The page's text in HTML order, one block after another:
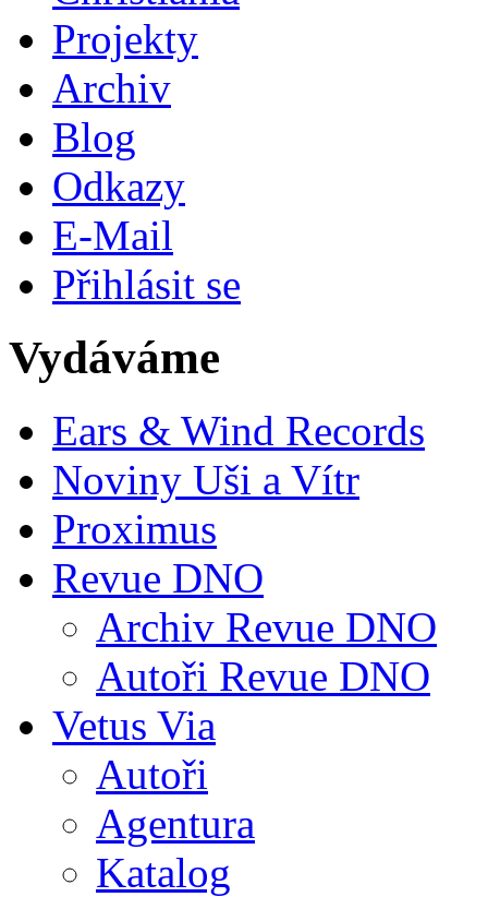
Projekty
Archiv
Blog
Odkazy
E-Mail
Přihlásit se
Vydáváme
Ears & Wind Records
Noviny Uši a Vítr
Proximus
Revue DNO
Archiv Revue DNO
Autoři Revue DNO
Vetus Via
Autoři
Agentura
Katalog